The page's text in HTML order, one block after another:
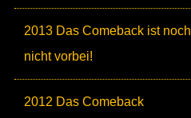
2013 Das Comeback ist noch
nicht vorbei!
2012 Das Comeback